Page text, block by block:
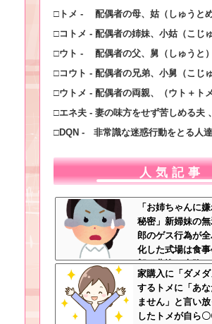
□トメ - 配偶者の母、姑（しゅうとめ
□コトメ - 配偶者の姉妹、小姑（こじゅ
□ウト - 配偶者の父、舅（しゅうと）
□コウト - 配偶者の兄弟、小舅（こじゅ
□ウトメ - 配偶者の両親、（ウト＋トメ
□エネ夫 - 妻の味方をせず苦しめる夫
□DQN - 非常識な迷惑行動をとる人
人気記事
「お姉ちゃんに
秘密」新婦妹の
郎のゲス行為が
化した式場は食
郎は悲惨な末路
れてもおかしくな
家購入に「ダメ
するトメに「あ
ません」と言い
したトメが自ら